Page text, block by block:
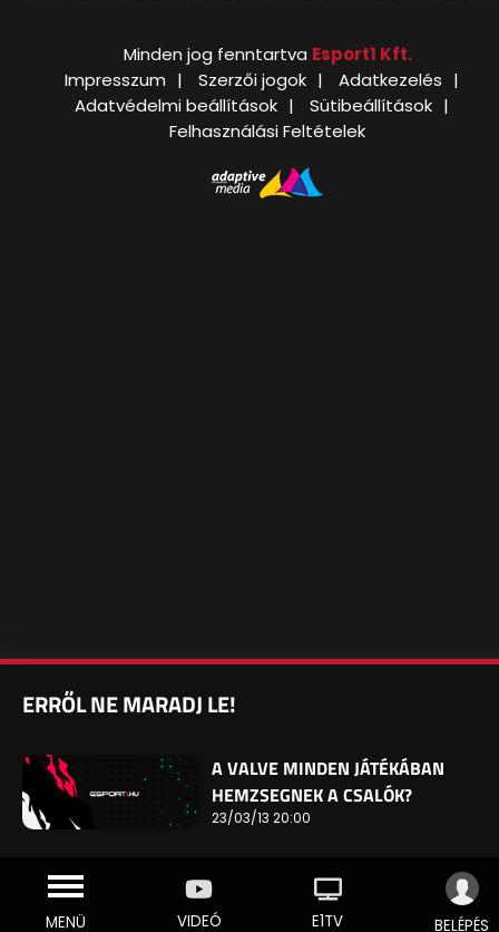
Minden jog fenntartva Esport1 Kft.
Impresszum
Szerzői jogok
Adatkezelés
Adatvédelmi beállítások
Sütibeállítások
Felhasználási Feltételek
MENÜ VIDEÓ E1TV BELÉPÉS
ERRŐL NE MARADJ LE!
A VALVE MINDEN JÁTÉKÁBAN
HEMZSEGNEK A CSALÓK?
23/03/13 20:00